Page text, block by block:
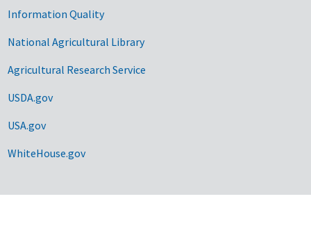
Information Quality
National Agricultural Library
Agricultural Research Service
USDA.gov
USA.gov
WhiteHouse.gov